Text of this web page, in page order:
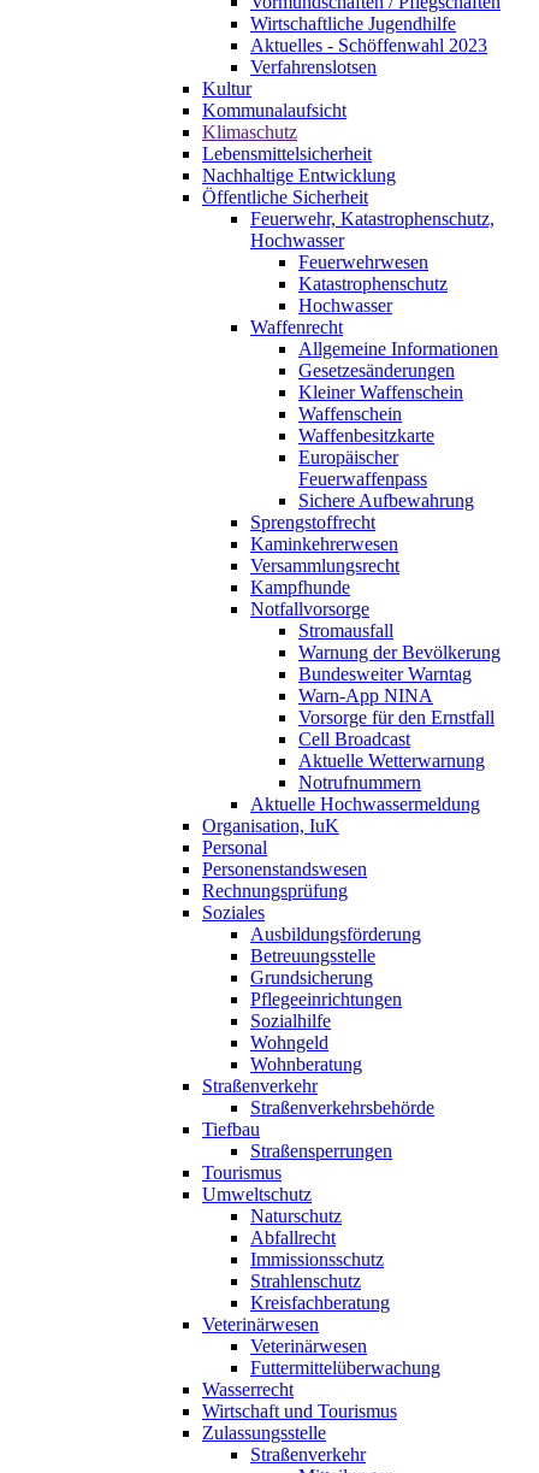
Wirtschaftliche Jugendhilfe
Aktuelles - Schöffenwahl 2023
Verfahrenslotsen
Kultur
Kommunalaufsicht
Klimaschutz
Lebensmittelsicherheit
Nachhaltige Entwicklung
Öffentliche Sicherheit
Feuerwehr, Katastrophenschutz,
Hochwasser
Feuerwehrwesen
Katastrophenschutz
Hochwasser
Waffenrecht
Allgemeine Informationen
Gesetzesänderungen
Kleiner Waffenschein
Waffenschein
Waffenbesitzkarte
Europäischer
Feuerwaffenpass
Sichere Aufbewahrung
Sprengstoffrecht
Kaminkehrerwesen
Versammlungsrecht
Kampfhunde
Notfallvorsorge
Stromausfall
Warnung der Bevölkerung
Bundesweiter Warntag
Warn-App NINA
Vorsorge für den Ernstfall
Cell Broadcast
Aktuelle Wetterwarnung
Notrufnummern
Aktuelle Hochwassermeldung
Organisation, IuK
Personal
Personenstandswesen
Rechnungsprüfung
Soziales
Ausbildungsförderung
Betreuungsstelle
Grundsicherung
Pflegeeinrichtungen
Sozialhilfe
Wohngeld
Wohnberatung
Straßenverkehr
Straßenverkehrsbehörde
Tiefbau
Straßensperrungen
Tourismus
Umweltschutz
Naturschutz
Abfallrecht
Immissionsschutz
Strahlenschutz
Kreisfachberatung
Veterinärwesen
Veterinärwesen
Futtermittelüberwachung
Wasserrecht
Wirtschaft und Tourismus
Zulassungsstelle
Straßenverkehr